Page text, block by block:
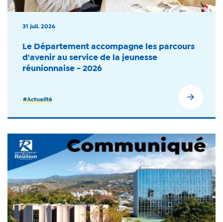
31 juil. 2026
Le Département accompagne les parcours
d'avenir au service de la jeunesse
réunionnaise - 2026
#Actualité